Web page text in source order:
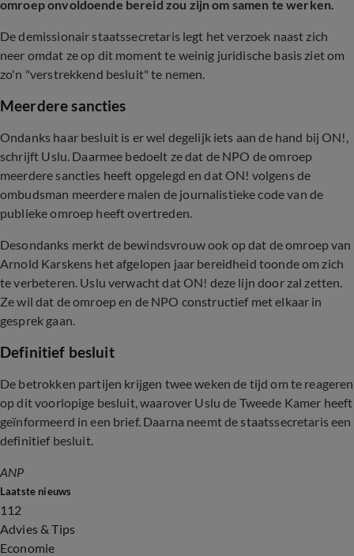
omroep onvoldoende bereid zou zijn om samen te werken.
De demissionair staatssecretaris legt het verzoek naast zich
neer omdat ze op dit moment te weinig juridische basis ziet om
zo'n "verstrekkend besluit" te nemen.
Meerdere sancties
Ondanks haar besluit is er wel degelijk iets aan de hand bij ON!,
schrijft Uslu. Daarmee bedoelt ze dat de NPO de omroep
meerdere sancties heeft opgelegd en dat ON! volgens de
ombudsman meerdere malen de journalistieke code van de
publieke omroep heeft overtreden.
Desondanks merkt de bewindsvrouw ook op dat de omroep van
Arnold Karskens het afgelopen jaar bereidheid toonde om zich
te verbeteren. Uslu verwacht dat ON! deze lijn door zal zetten.
Ze wil dat de omroep en de NPO constructief met elkaar in
gesprek gaan.
Definitief besluit
De betrokken partijen krijgen twee weken de tijd om te reageren
op dit voorlopige besluit, waarover Uslu de Tweede Kamer heeft
geïnformeerd in een brief. Daarna neemt de staatssecretaris een
definitief besluit.
ANP
Laatste nieuws
112
Advies & Tips
Economie